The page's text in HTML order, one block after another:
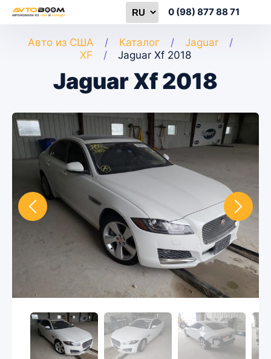
0 (98) 877 88 71
Авто из США Каталог
Jaguar
XF
Jaguar Xf 2018
Jaguar Xf 2018